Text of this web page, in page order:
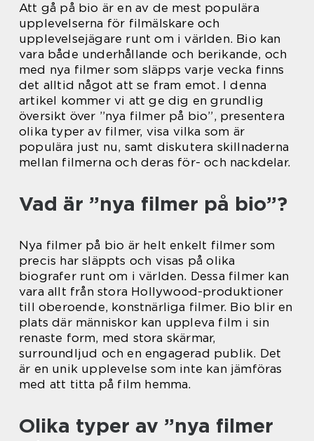
Att gå på bio är en av de mest populära
upplevelserna för filmälskare och
upplevelsejägare runt om i världen. Bio kan
vara både underhållande och berikande, och
med nya filmer som släpps varje vecka finns
det alltid något att se fram emot. I denna
artikel kommer vi att ge dig en grundlig
översikt över ”nya filmer på bio”, presentera
olika typer av filmer, visa vilka som är
populära just nu, samt diskutera skillnaderna
mellan filmerna och deras för- och nackdelar.
Vad är ”nya filmer på bio”?
Nya filmer på bio är helt enkelt filmer som
precis har släppts och visas på olika
biografer runt om i världen. Dessa filmer kan
vara allt från stora Hollywood-produktioner
till oberoende, konstnärliga filmer. Bio blir en
plats där människor kan uppleva film i sin
renaste form, med stora skärmar,
surroundljud och en engagerad publik. Det
är en unik upplevelse som inte kan jämföras
med att titta på film hemma.
Olika typer av ”nya filmer